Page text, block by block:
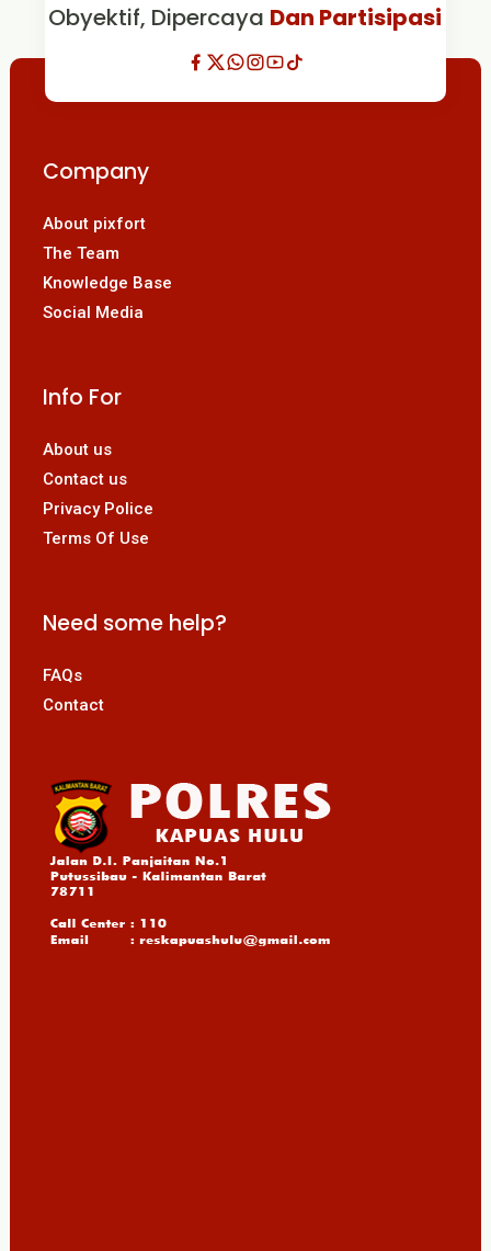
Obyektif, Dipercaya Dan Partisipasi
Company
About pixfort
The Team
Knowledge Base
Social Media
Info For
About us
Contact us
Privacy Police
Terms Of Use
Need some help?
FAQs
Contact